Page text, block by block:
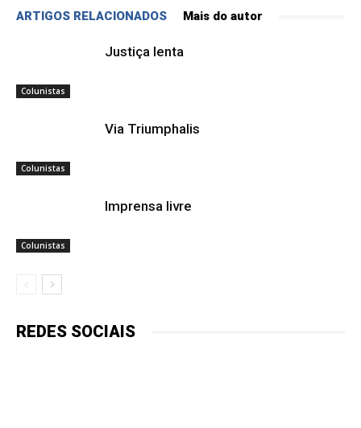
ARTIGOS RELACIONADOS Mais do autor
Colunistas
Justiça lenta
Colunistas
Via Triumphalis
Colunistas
Imprensa livre
REDES SOCIAIS